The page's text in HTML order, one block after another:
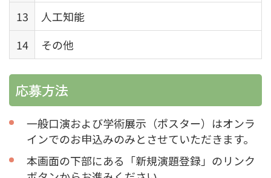
13
人工知能
14
その他
応募方法
一般口演および学術展示（ポスター）はオンラ
インでのお申込みのみとさせていただきます。
本画面の下部にある「新規演題登録」のリンク